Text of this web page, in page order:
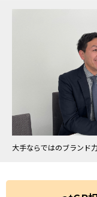
大手ならではのブランド
障害のある新卒学生
求人検索・スカウト
障害者専門の求人検
就労移行支援サービス
就労移行支援サービス
就職・転職ノウハウ
お問い合わせ・よくある
お問い合わせ
よくある質問